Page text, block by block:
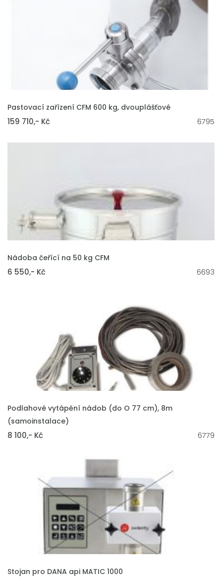
VLOŽIT DO KOŠÍKU
Pastovací zařízení CFM 600 kg, dvouplášťové
159 710,- Kč 6795
VLOŽIT DO KOŠÍKU
Nádoba čeřící na 50 kg CFM
6 550,- Kč 6693
VLOŽIT DO KOŠÍKU
Podlahové vytápění nádob (do O 77 cm), 8m
(samoinstalace)
8 100,- Kč 6779
VLOŽIT DO KOŠÍKU
Stojan pro DANA api MATIC 1000